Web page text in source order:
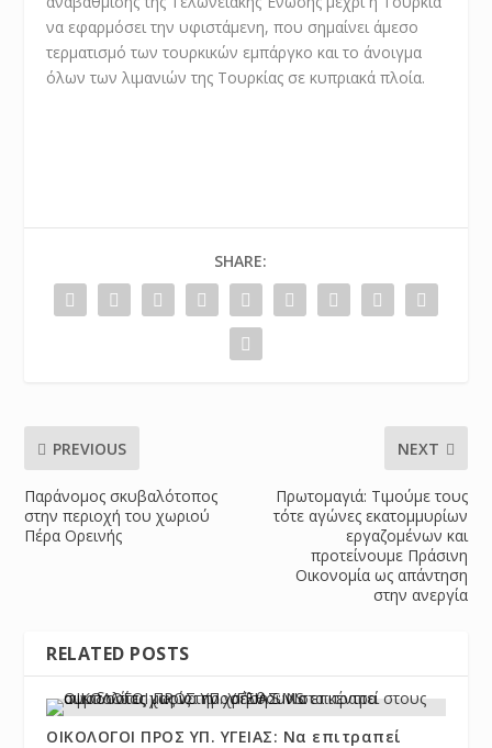
να εφαρμόσει την υφιστάμενη, που σημαίνει άμεσο
τερματισμό των τουρκικών εμπάργκο και το άνοιγμα
όλων των λιμανιών της Τουρκίας σε κυπριακά πλοία.
SHARE:
PREVIOUS
Παράνομος σκυβαλότοπος
στην περιοχή του χωριού
Πέρα Ορεινής
NEXT
Πρωτομαγιά: Τιμούμε τους
τότε αγώνες εκατομμυρίων
εργαζομένων και
προτείνουμε Πράσινη
Οικονομία ως απάντηση
στην ανεργία
RELATED POSTS
ΟΙΚΟΛΟΓΟΙ ΠΡΟΣ ΥΠ. ΥΓΕΙΑΣ: Να επιτραπεί